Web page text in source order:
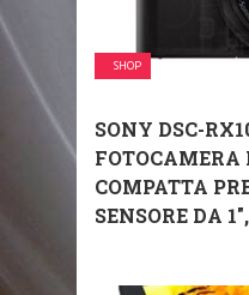
SHOP
SONY DSC-
COMPATTA
SENSORE DA